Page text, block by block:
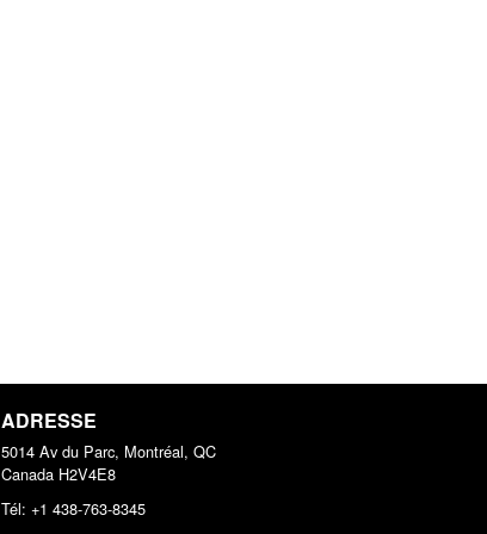
ADRESSE
5014 Av du Parc, Montréal, QC
Canada H2V4E8
Tél: +1 438-763-8345